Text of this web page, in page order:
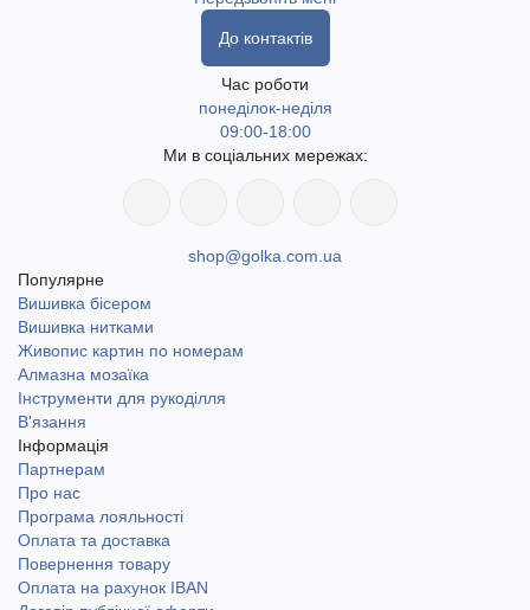
До контактів
Час роботи
понеділок-неділя
09:00-18:00
Ми в соціальних мережах:
shop@golka.com.ua
Популярне
Вишивка бісером
Вишивка нитками
Живопис картин по номерам
Алмазна мозаїка
Інструменти для рукоділля
В'язання
Інформація
Партнерам
Про нас
Програма лояльності
Оплата та доставка
Повернення товару
Оплата на рахунок IBAN